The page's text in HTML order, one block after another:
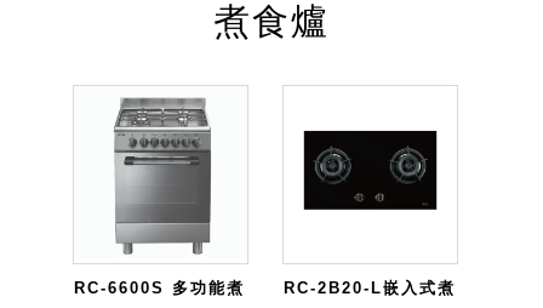
煮食爐
RC-6600S 多功能煮
RC-2B20-L嵌入式煮